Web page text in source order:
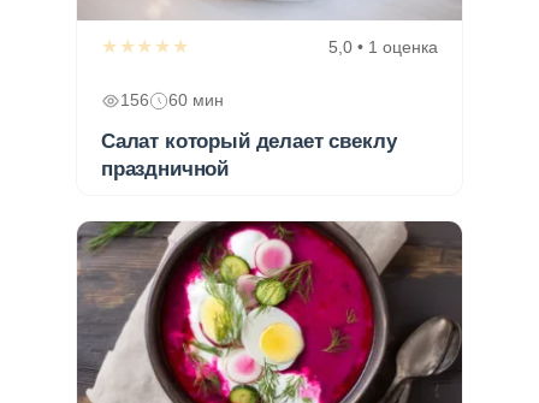
★★★★★ 5,0 • 1 оценка
156 60 мин
Салат который делает свеклу
праздничной